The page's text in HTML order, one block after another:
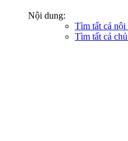
Nội dung:
Tìm tất cả nội
Tìm tất cả